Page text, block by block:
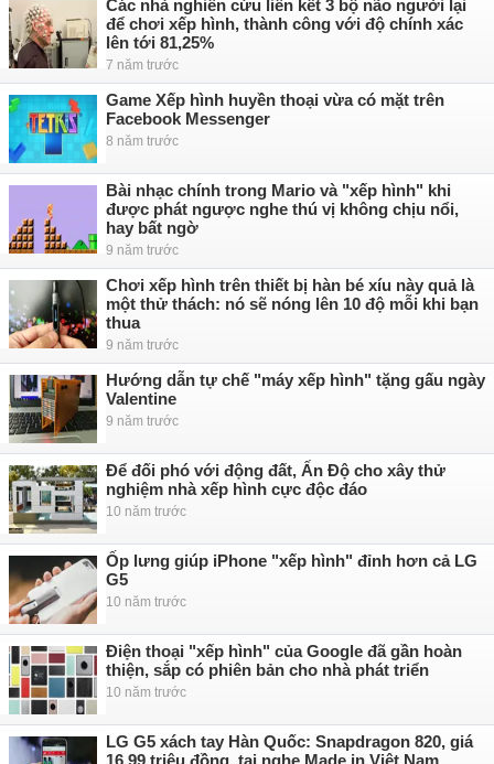
Các nhà nghiên cứu liên kết 3 bộ não người lại
để chơi xếp hình, thành công với độ chính xác
lên tới 81,25%
7 năm trước
Game Xếp hình huyền thoại vừa có mặt trên
Facebook Messenger
8 năm trước
Bài nhạc chính trong Mario và "xếp hình" khi
được phát ngược nghe thú vị không chịu nổi,
hay bất ngờ
9 năm trước
Chơi xếp hình trên thiết bị hàn bé xíu này quả là
một thử thách: nó sẽ nóng lên 10 độ mỗi khi bạn
thua
9 năm trước
Hướng dẫn tự chế "máy xếp hình" tặng gấu ngày
Valentine
9 năm trước
Để đối phó với động đất, Ấn Độ cho xây thử
nghiệm nhà xếp hình cực độc đáo
10 năm trước
Ốp lưng giúp iPhone "xếp hình" đỉnh hơn cả LG
G5
10 năm trước
Điện thoại "xếp hình" của Google đã gần hoàn
thiện, sắp có phiên bản cho nhà phát triển
10 năm trước
LG G5 xách tay Hàn Quốc: Snapdragon 820, giá
16,99 triệu đồng, tai nghe Made in Việt Nam